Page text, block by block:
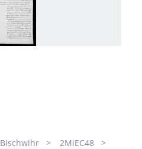
Bischwihr
2MiEC48